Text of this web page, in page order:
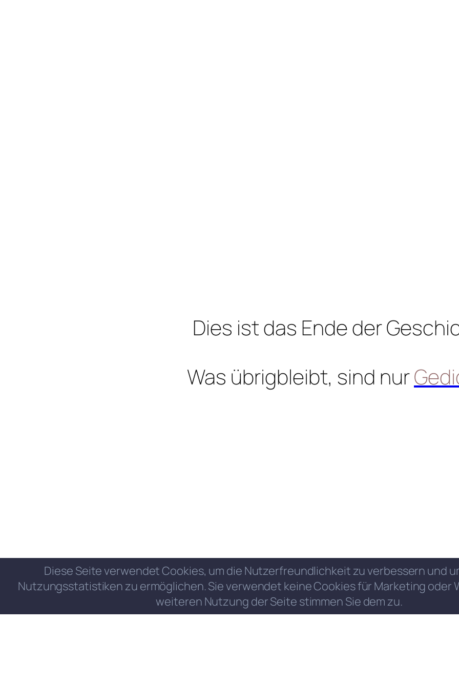
Dies ist das Ende der
Was übrigbleibt, sind nur
Diese Seite verwendet Cookies, um die Nutzerfreundlichkeit zu verbessern und
Nutzungsstatistiken zu ermöglichen. Sie verwendet keine Cookies für Marketing oder
weiteren Nutzung der Seite stimmen Sie dem zu.